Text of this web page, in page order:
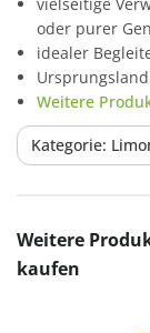
oder purer
idealer
Weitere
Kategorie:
Produktgalerie
Weitere
kaufen